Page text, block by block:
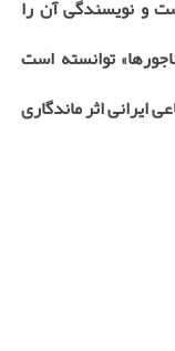
و نویسندگی آن را
توانسته است
ایرانی اثر ماندگاری